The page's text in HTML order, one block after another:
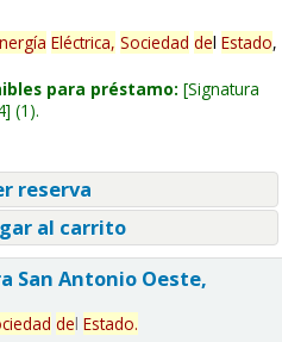
Eléctrica, Sociedad del Estado,
para préstamo: Signatura
(1).
reserva
al carrito
San Antonio Oeste,
del Estado.